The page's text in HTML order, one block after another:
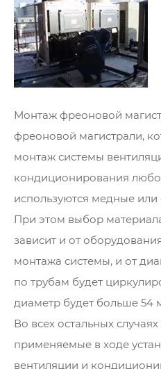
Монтаж фреоновой
фреоновой магистрали,
монтаж системы
кондиционирования
используются медные
При этом выбор
зависит и от
монтажа системы, и от
по трубам будет
диаметр будет больше 54
Во всех остальных
применяемые в ходе
вентиляции и